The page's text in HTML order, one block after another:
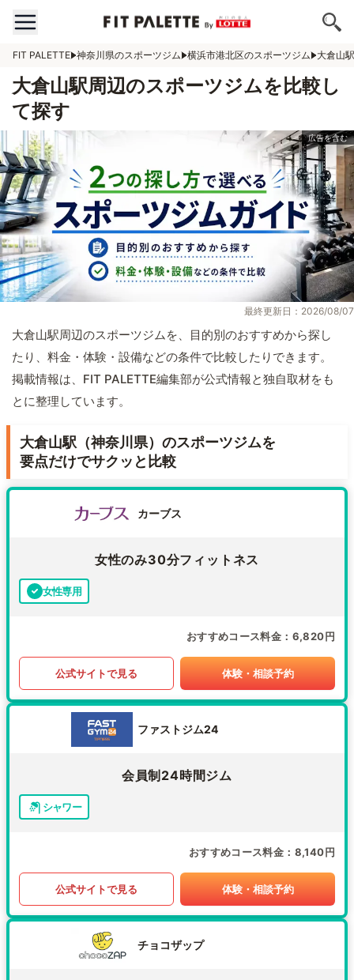
FIT PALETTE 神奈川県のスポーツジム 横浜市港北区のスポーツジム 大倉山
大倉山駅周辺のスポーツジムを比較し
て探す
最終更新日：2026/08/07
大倉山駅周辺のスポーツジムを、目的別のおすすめから探し
たり、料金・体験・設備などの条件で比較したりできます。
掲載情報は、FIT PALETTE編集部が公式情報と独自取材をも
とに整理しています。
大倉山駅（神奈川県）のスポーツジムを
要点だけでサクッと比較
カーブス
女性のみ30分フィットネス
女性専用
おすすめコース料金 6,820円
公式サイトで見る 体験・相談予約
ファストジム24
会員制24時間ジム
シャワー
おすすめコース料金 8,140円
公式サイトで見る 体験・相談予約
チョコザップ